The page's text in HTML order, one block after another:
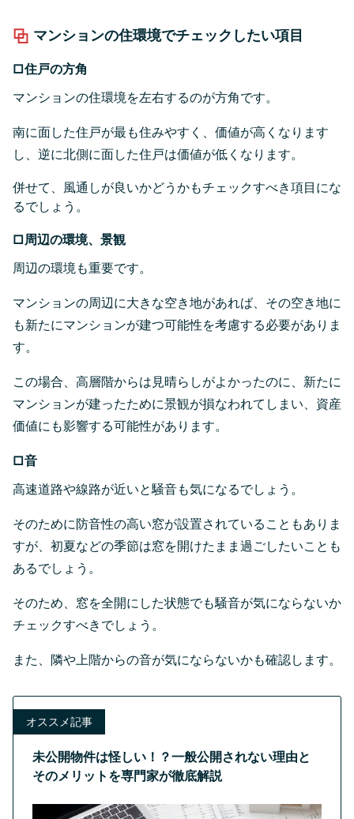
マンションの住環境でチェックしたい項目
□住戸の方角
マンションの住環境を左右するのが方角です。
南に面した住戸が最も住みやすく、価値が高くなります
し、逆に北側に面した住戸は価値が低くなります。
併せて、風通しが良いかどうかもチェックすべき項目にな
るでしょう。
□周辺の環境、景観
周辺の環境も重要です。
マンションの周辺に大きな空き地があれば、その空き地に
も新たにマンションが建つ可能性を考慮する必要がありま
す。
この場合、高層階からは見晴らしがよかったのに、新たに
マンションが建ったために景観が損なわれてしまい、資産
価値にも影響する可能性があります。
□音
高速道路や線路が近いと騒音も気になるでしょう。
そのために防音性の高い窓が設置されていることもありま
すが、初夏などの季節は窓を開けたまま過ごしたいことも
あるでしょう。
そのため、窓を全開にした状態でも騒音が気にならないか
チェックすべきでしょう。
また、隣や上階からの音が気にならないかも確認します。
オススメ記事
未公開物件は怪しい！？一般公開されない理由と
そのメリットを専門家が徹底解説